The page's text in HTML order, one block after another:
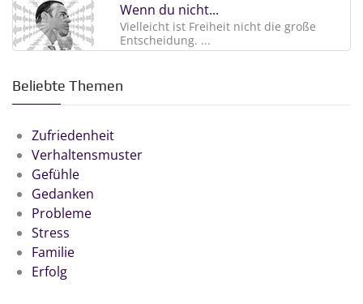
Wenn du nicht...
Vielleicht ist Freiheit nicht die große
Entscheidung. ...
Beliebte Themen
Zufriedenheit
Verhaltensmuster
Gefühle
Gedanken
Probleme
Stress
Familie
Erfolg